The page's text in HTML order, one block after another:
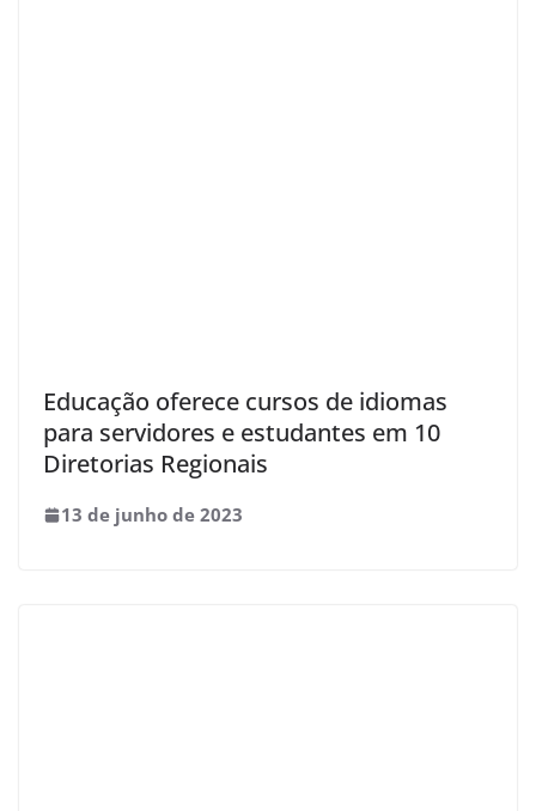
Educação oferece cursos de idiomas
para servidores e estudantes em 10
Diretorias Regionais
13 de junho de 2023